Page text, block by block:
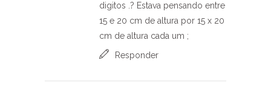
digitos .? Estava pensando entre
15 e 20 cm de altura por 15 x 20
cm de altura cada um ;
Responder